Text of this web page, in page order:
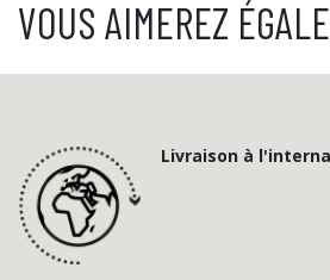
VOUS AIMEREZ
Livraison à